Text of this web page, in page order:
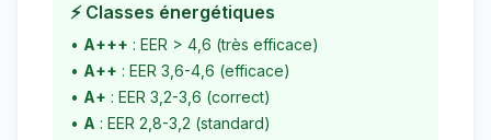
⚡ Classes énergétiques
• A+++ : EER > 4,6 (très efficace)
• A++ : EER 3,6-4,6 (efficace)
• A+ : EER 3,2-3,6 (correct)
• A : EER 2,8-3,2 (standard)